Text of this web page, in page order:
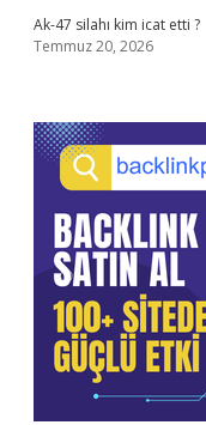
Ak-47 silahı kim icat etti ?
Temmuz 20, 2026